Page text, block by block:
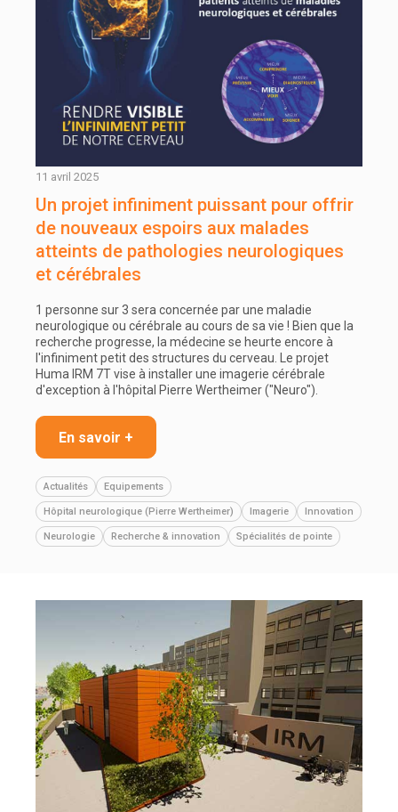
11 avril 2025
Un projet infiniment puissant pour offrir
de nouveaux espoirs aux malades
atteints de pathologies neurologiques
et cérébrales
1 personne sur 3 sera concernée par une maladie
neurologique ou cérébrale au cours de sa vie ! Bien que la
recherche progresse, la médecine se heurte encore à
l'infiniment petit des structures du cerveau. Le projet
Huma IRM 7T vise à installer une imagerie cérébrale
d'exception à l'hôpital Pierre Wertheimer ("Neuro").
En savoir +
Actualités Equipements
Hôpital neurologique (Pierre Wertheimer) Imagerie Innovation
Neurologie Recherche & innovation Spécialités de pointe